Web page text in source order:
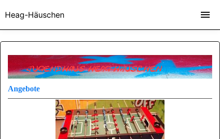
Angebote
Heag-Häuschen